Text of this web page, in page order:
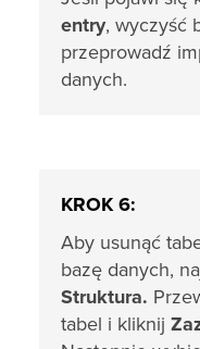
entry, wyczyść
przeprowadź
danych.
KROK 6:
Aby usunąć
bazę danych,
Struktura.
tabel i kliknij